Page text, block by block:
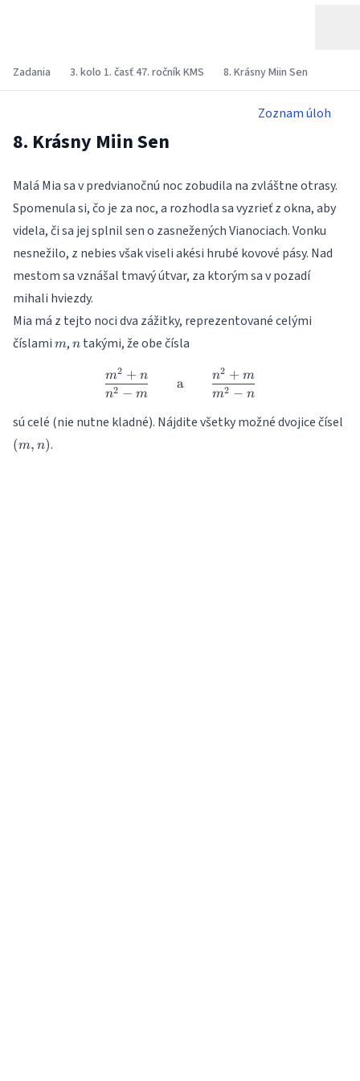
Zadania 3. kolo 1. časť 47. ročník KMS 8. Krásny Miin Sen
Zoznam úloh
8. Krásny Miin Sen
Malá Mia sa v predvianočnú noc zobudila na zvláštne otrasy.
Spomenula si, čo je za noc, a rozhodla sa vyzrieť z okna, aby
videla, či sa jej splnil sen o zasnežených Vianociach. Vonku
nesnežilo, z nebies však viseli akési hrubé kovové pásy. Nad
mestom sa vznášal tmavý útvar, za ktorým sa v pozadí
mihali hviezdy.
Mia má z tejto noci dva zážitky, reprezentované celými
číslami m
m, n
n takými, že obe čísla
\frac{m^2 + n}{n^2 - m}
n2 − m
m2 + n
a
m2 − n
n2 + m
sú celé (nie nutne kladné). Nájdite všetky možné dvojice čísel
(m, n).